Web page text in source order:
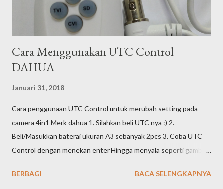
Cara Menggunakan UTC Control
DAHUA
Januari 31, 2018
Cara penggunaan UTC Control untuk merubah setting pada
camera 4in1 Merk dahua 1. Silahkan beli UTC nya :) 2.
Beli/Masukkan baterai ukuran A3 sebanyak 2pcs 3. Coba UTC
Control dengan menekan enter Hingga menyala seperti gambar
tergantung kebutuhan anda 5. pastikan semua dalam kondisi
BERBAGI BACA SELENGKAPNYA